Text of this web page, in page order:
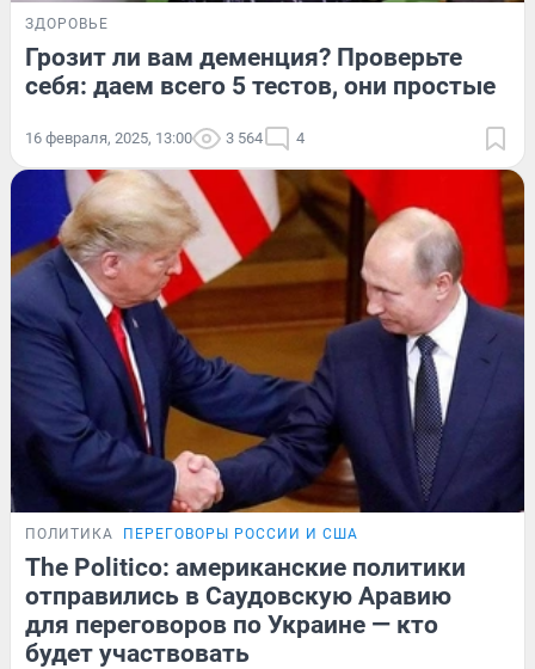
ЗДОРОВЬЕ
Грозит ли вам деменция? Проверьте
себя: даем всего 5 тестов, они простые
16 февраля, 2025, 13:00 3 564 4
ПОЛИТИКА ПЕРЕГОВОРЫ РОССИИ И США
The Politico: американские политики
отправились в Саудовскую Аравию
для переговоров по Украине — кто
будет участвовать